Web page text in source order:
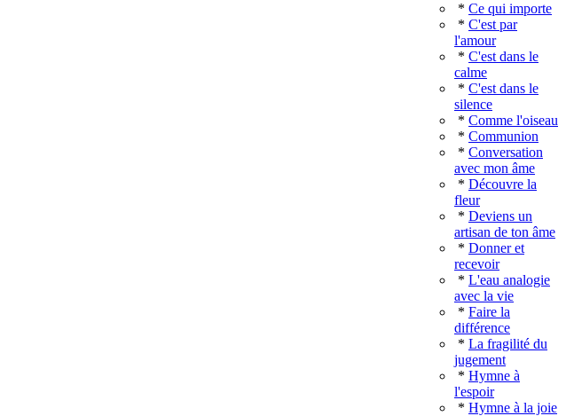
* Ce qui importe
* C'est par
l'amour
* C'est dans le
calme
* C'est dans le
silence
* Comme l'oiseau
* Communion
* Conversation
avec mon âme
* Découvre la
fleur
* Deviens un
artisan de ton âme
* Donner et
recevoir
* L'eau analogie
avec la vie
* Faire la
différence
* La fragilité du
jugement
* Hymne à
l'espoir
* Hymne à la joie